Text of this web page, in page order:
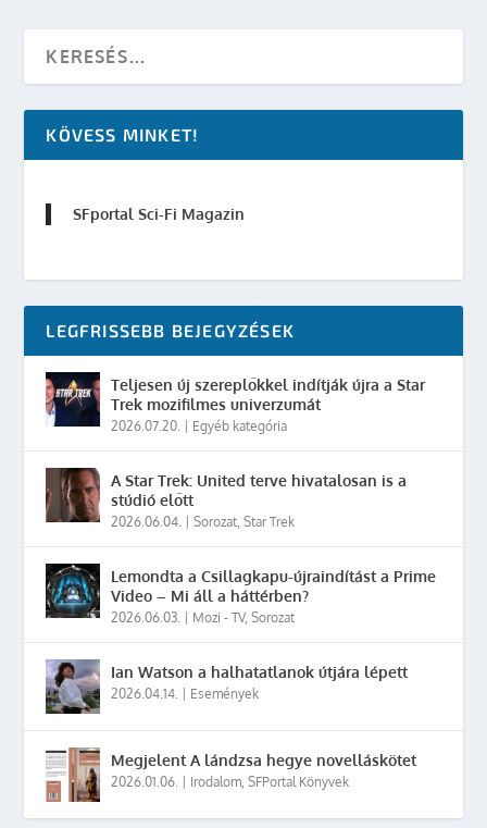
KÖVESS MINKET!
SFportal Sci-Fi Magazin
LEGFRISSEBB BEJEGYZÉSEK
Teljesen új szereplőkkel indítják újra a Star
Trek mozifilmes univerzumát
2026.07.20. Egyéb kategória
A Star Trek: United terve hivatalosan is a
stúdió előtt
2026.06.04. |Sorozat ,Star Trek
Lemondta a Csillagkapu-újraindítást a Prime
Video – Mi áll a háttérben?
2026.06.03. Mozi - TV,Sorozat
Ian Watson a halhatatlanok útjára lépett
2026.04.14. Események
Megjelent A lándzsa hegye novelláskötet
2026.01.06. Irodalom ,SFPortal Könyvek